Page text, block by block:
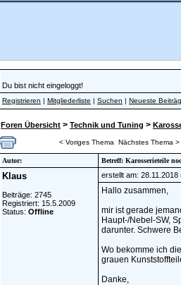
Du bist nicht eingeloggt!
Registrieren | Mitgliederliste | Suchen | Neueste
Foren Übersicht > Technik und Tuning >
< Voriges Thema Nächstes Thema >
Autor: Betreff: Karosserieteile
Klaus
Beiträge: 2745
Registriert: 15.5.2009
Status: Offline
erstellt am: 28.11.2018
Hallo zusammen,
mir ist gerade
Haupt-/Nebel-SW,
darunter. Schwere
Wo bekomme ich
grauen
Danke,